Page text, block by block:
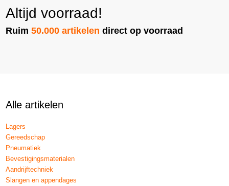
Altijd voorraad!
Ruim50.000 artikelen direct op voorraad
Alle artikelen
Lagers
Gereedschap
Pneumatiek
Bevestigingsmaterialen
Aandrijftechniek
Slangen en appendages